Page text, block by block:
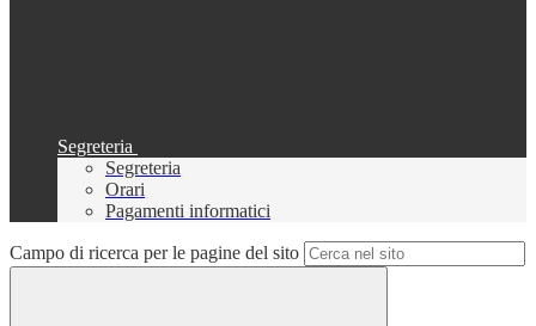
Segreteria
Segreteria
Orari
Pagamenti informatici
Campo di ricerca per le pagine del sito